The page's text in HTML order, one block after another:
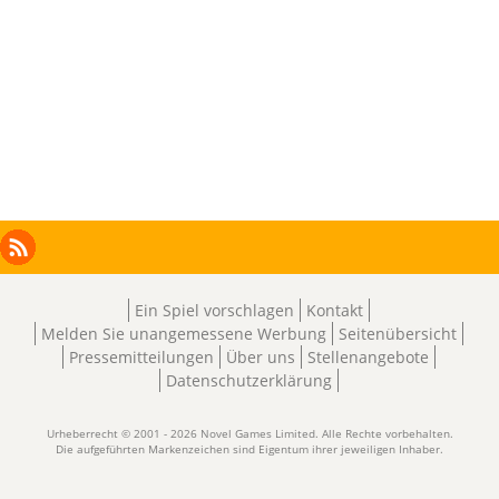
Facebook
Instagram
X
LinkedIn
RSS
Ein Spiel vorschlagen
Kontakt
Melden Sie unangemessene Werbung
Seitenübersicht
Pressemitteilungen
Über uns
Stellenangebote
Datenschutzerklärung
Urheberrecht © 2001 - 2026 Novel Games Limited. Alle Rechte vorbehalten.
Die aufgeführten Markenzeichen sind Eigentum ihrer jeweiligen Inhaber.